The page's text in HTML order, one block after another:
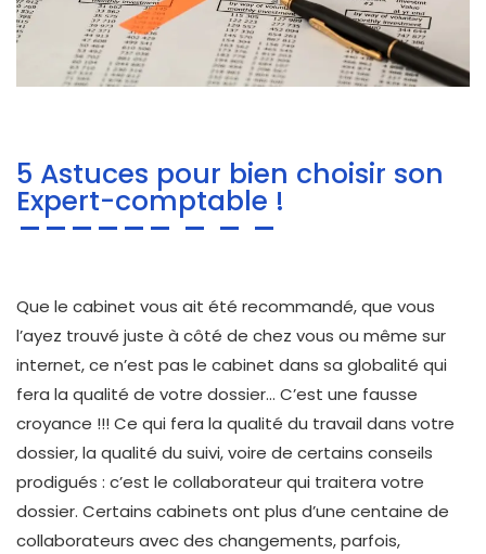
5 Astuces pour bien choisir son
Expert-comptable !
Que le cabinet vous ait été recommandé, que vous
l’ayez trouvé juste à côté de chez vous ou même sur
internet, ce n’est pas le cabinet dans sa globalité qui
fera la qualité de votre dossier… C’est une fausse
croyance !!! Ce qui fera la qualité du travail dans votre
dossier, la qualité du suivi, voire de certains conseils
prodigués : c’est le collaborateur qui traitera votre
dossier. Certains cabinets ont plus d’une centaine de
collaborateurs avec des changements, parfois,